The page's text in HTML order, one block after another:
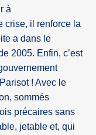
à
crise, il renforce la
a dans le
2005. Enfin, c’est
! Avec le
sommés
précaires sans
jetable et, qui